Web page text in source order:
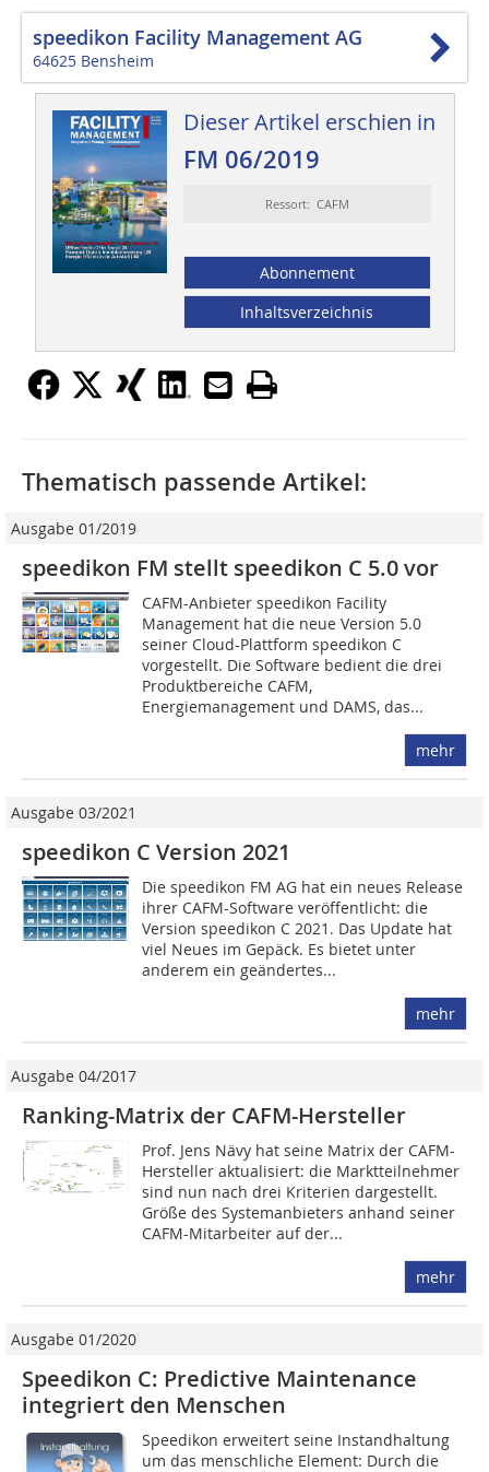
speedikon Facility Management AG
64625 Bensheim
Dieser Artikel erschien in
FM 06/2019
Ressort: CAFM
Abonnement
Inhaltsverzeichnis
Thematisch passende Artikel:
Ausgabe 01/2019
speedikon FM stellt speedikon C 5.0 vor
CAFM-Anbieter speedikon Facility
Management hat die neue Version 5.0
seiner Cloud-Plattform speedikon C
vorgestellt. Die Software bedient die drei
Produktbereiche CAFM,
Energiemanagement und DAMS, das...
mehr
Ausgabe 03/2021
speedikon C Version 2021
Die speedikon FM AG hat ein neues Release
ihrer CAFM-Software ver­öffentlicht: die
Version speedikon C 2021. Das Update hat
viel Neues im Gepäck. Es bietet unter
anderem ein geändertes...
mehr
Ausgabe 04/2017
Ranking-Matrix der CAFM-Hersteller
Prof. Jens Nävy hat seine Matrix der CAFM-
Hersteller ­aktualisiert: die Marktteilnehmer
sind nun nach drei Kriterien dargestellt.
Größe des Systemanbieters anhand seiner
CAFM-Mitarbeiter auf der...
mehr
Ausgabe 01/2020
Speedikon C: Predictive Maintenance
integriert den Menschen
Speedikon erweitert seine Instandhaltung
um das menschliche Element: Durch die